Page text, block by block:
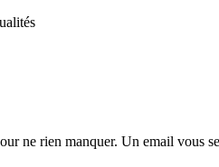
ne rien manquer. Un email vous